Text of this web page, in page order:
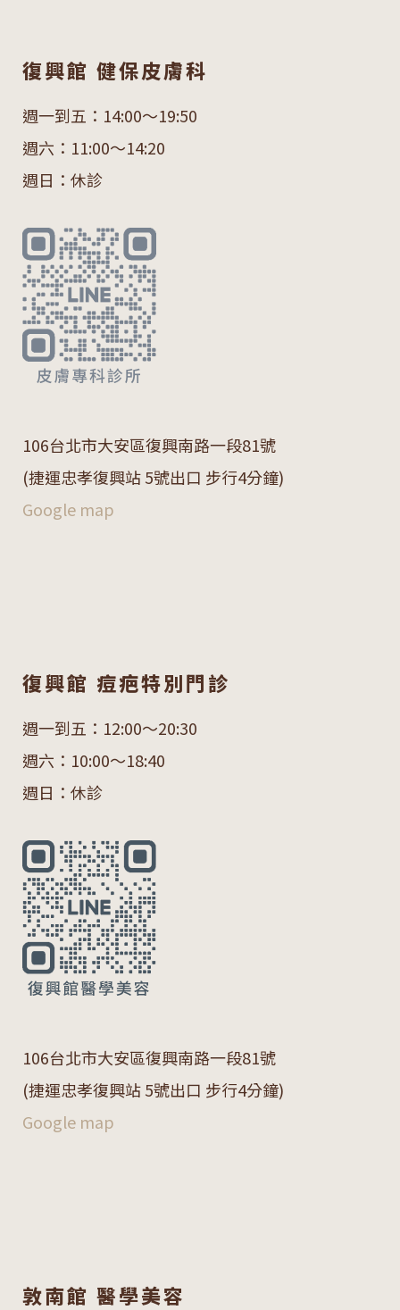
復興館 健保皮膚科
週一到五：14:00～19:50
週六：11:00～14:20
週日：休診
106台北市大安區復興南路一段81號
(捷運忠孝復興站 5號出口 步行4分鐘)
Google map
復興館 痘疤特別門診
週一到五：12:00～20:30
週六：10:00～18:40
週日：休診
106台北市大安區復興南路一段81號
(捷運忠孝復興站 5號出口 步行4分鐘)
Google map
敦南館 醫學美容